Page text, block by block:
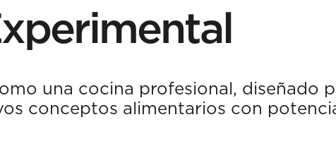
una cocina profesional, diseñado
conceptos alimentarios con